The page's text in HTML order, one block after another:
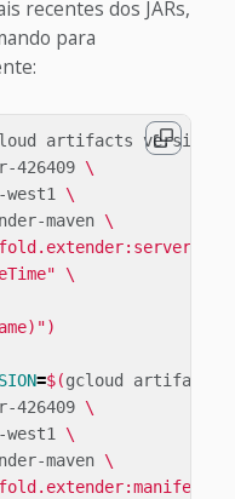
recentes dos JARs,
para
artifacts
426409 \
west1 \
maven \
\
)
=$(gcloud
426409 \
west1 \
maven \